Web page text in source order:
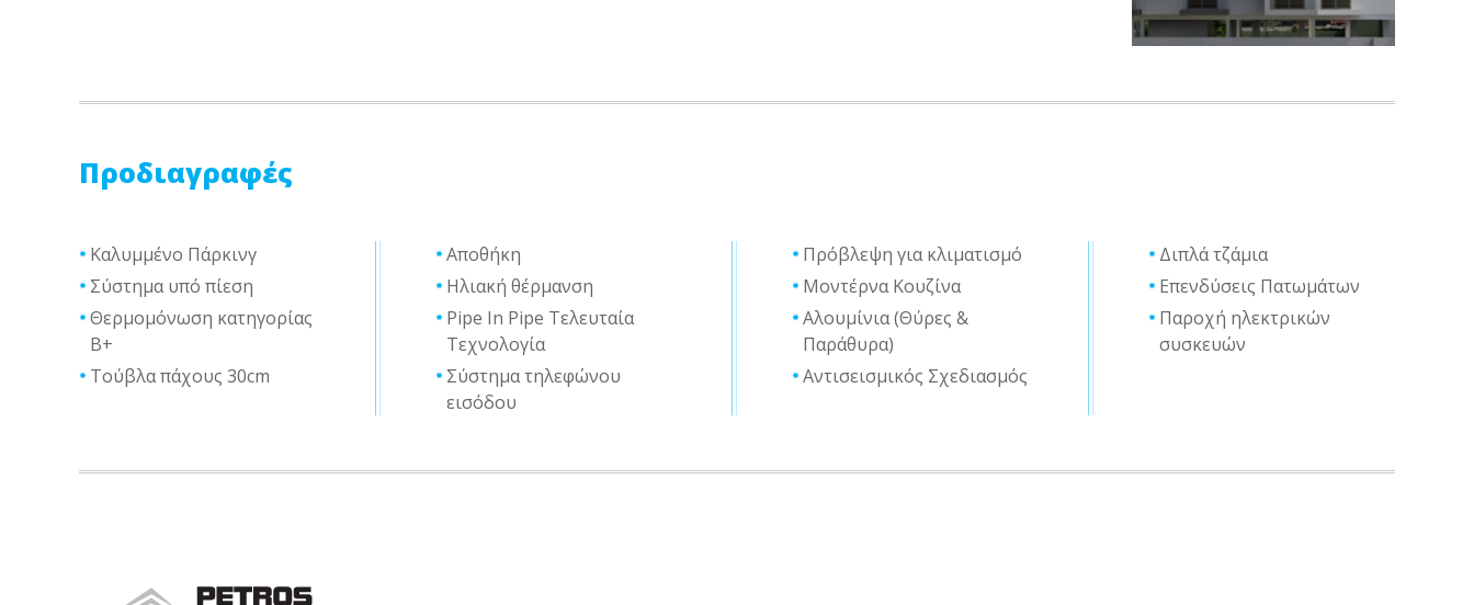
Προδιαγραφές
Καλυμμένο Πάρκινγ Αποθήκη Πρόβλεψη για κλιματισμό
Διπλά τζάμια
Σύστημα υπό πίεση
Ηλιακή θέρμανση Μοντέρνα Κουζίνα
Επενδύσεις Πατωμάτων
Θερμομόνωση κατηγορίας
Β+
Pipe In Pipe Τελευταία
Τεχνολογία
Αλουμίνια (Θύρες &
Παράθυρα)
Παροχή ηλεκτρικών
συσκευών
Τούβλα πάχους 30cm
Σύστημα τηλεφώνου
εισόδου
Αντισεισμικός Σχεδιασμός